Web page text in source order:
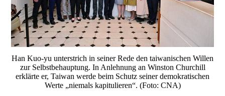
Han Kuo-yu unterstrich in seiner Rede den taiwanischen Willen
zur Selbstbehauptung. In Anlehnung an Winston Churchill
erklärte er, Taiwan werde beim Schutz seiner demokratischen
Werte „niemals kapitulieren“. (Foto: CNA)